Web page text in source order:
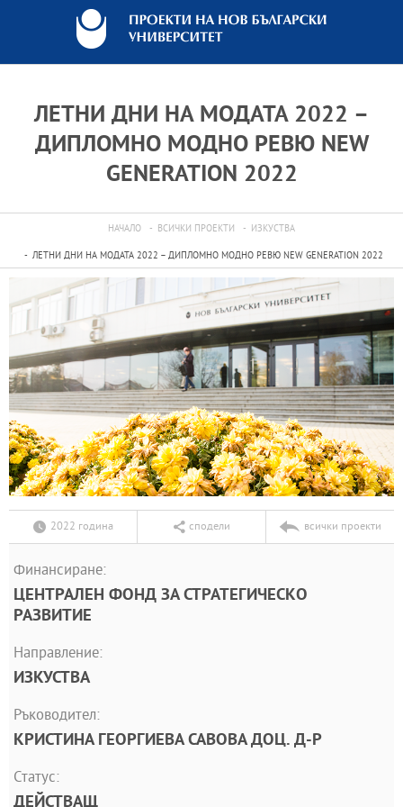
ЛЕТНИ ДНИ НА МОДАТА 2022 –
ДИПЛОМНО МОДНО РЕВЮ NEW
GENERATION 2022
НАЧАЛО ВСИЧКИ ПРОЕКТИ ИЗКУСТВА
ЛЕТНИ ДНИ НА МОДАТА 2022 – ДИПЛОМНО МОДНО РЕВЮ NEW GENERATION 2022
2022 година сподели всички проекти
Финансиране:
ЦЕНТРАЛЕН ФОНД ЗА СТРАТЕГИЧЕСКО
РАЗВИТИЕ
Направление:
ИЗКУСТВА
Ръководител:
КРИСТИНА ГЕОРГИЕВА САВОВА ДОЦ. Д-Р
Статус: